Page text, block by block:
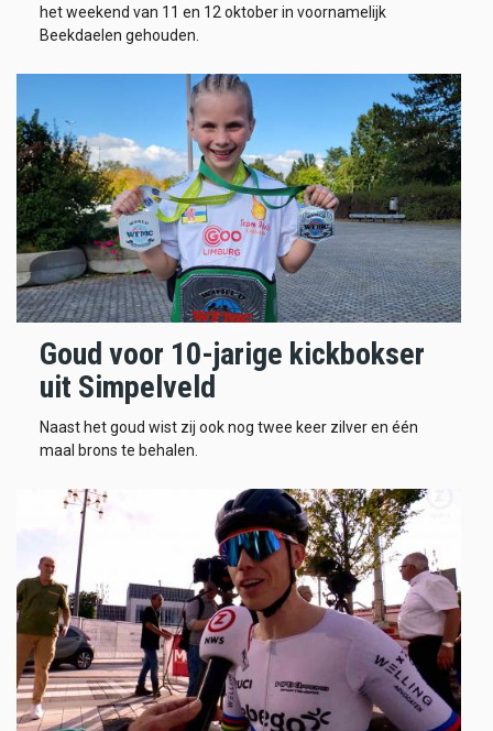
het weekend van 11 en 12 oktober in voornamelijk
Beekdaelen gehouden.
Goud voor 10-jarige kickbokser
uit Simpelveld
Naast het goud wist zij ook nog twee keer zilver en één
maal brons te behalen.